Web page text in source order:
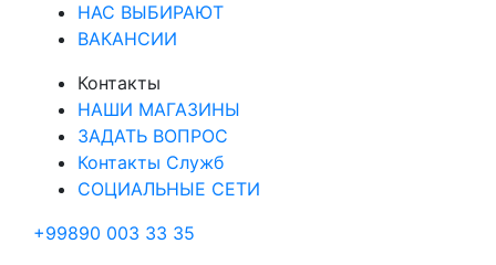
НАС ВЫБИРАЮТ
ВАКАНСИИ
Контакты
НАШИ МАГАЗИНЫ
ЗАДАТЬ ВОПРОС
Контакты Служб
СОЦИАЛЬНЫЕ СЕТИ
+99890 003 33 35